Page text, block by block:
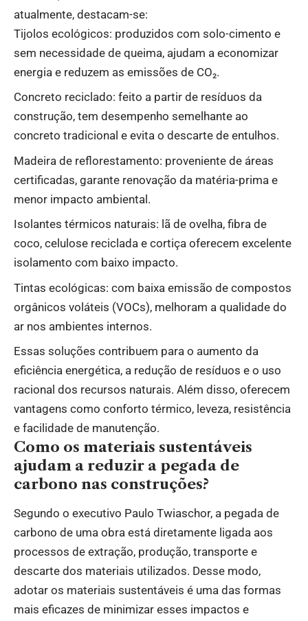
atualmente, destacam-se:
Tijolos ecológicos: produzidos com solo-cimento e
sem necessidade de queima, ajudam a economizar
energia e reduzem as emissões de CO₂.
Concreto reciclado: feito a partir de resíduos da
construção, tem desempenho semelhante ao
concreto tradicional e evita o descarte de entulhos.
Madeira de reflorestamento: proveniente de áreas
certificadas, garante renovação da matéria-prima e
menor impacto ambiental.
Isolantes térmicos naturais: lã de ovelha, fibra de
coco, celulose reciclada e cortiça oferecem excelente
isolamento com baixo impacto.
Tintas ecológicas: com baixa emissão de compostos
orgânicos voláteis (VOCs), melhoram a qualidade do
ar nos ambientes internos.
Essas soluções contribuem para o aumento da
eficiência energética, a redução de resíduos e o uso
racional dos recursos naturais. Além disso, oferecem
vantagens como conforto térmico, leveza, resistência
e facilidade de manutenção.
Como os materiais sustentáveis
ajudam a reduzir a pegada de
carbono nas construções?
Segundo o executivo Paulo Twiaschor, a pegada de
carbono de uma obra está diretamente ligada aos
processos de extração, produção, transporte e
descarte dos materiais utilizados. Desse modo,
adotar os materiais sustentáveis é uma das formas
mais eficazes de minimizar esses impactos e